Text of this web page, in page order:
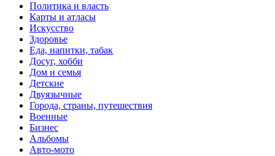
Политика и власть
Карты и атласы
Искусство
Здоровье
Еда, напитки, табак
Досуг, хобби
Дом и семья
Детские
Двуязычные
Города, страны, путешествия
Военные
Бизнес
Альбомы
Авто-мото